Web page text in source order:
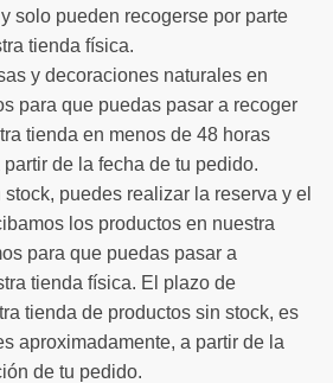
solo pueden recogerse por parte
tienda física.
y decoraciones naturales en
para que puedas pasar a recoger
tienda en menos de 48 horas
de la fecha de tu pedido.
puedes realizar la reserva y el
los productos en nuestra
para que puedas pasar a
tienda física. El plazo de
tienda de productos sin stock, es
aproximadamente, a partir de la
de tu pedido.